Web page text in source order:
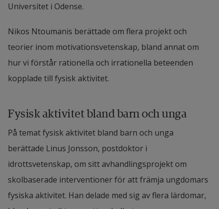
Fábio Gama, universitetslektor i
innovationsvetenskap, pratade om automatisk
idédetektering, (AID) och hur AI kan användas i
kampen mot sjukvårdsrelaterade infektioner. Efter
honom presenterade Hélène Laurell,
målet att kommersialisera och införa
medicintekniska innovationer.
Universitet i Odense.
Nikos Ntoumanis berättade om flera projekt och
teorier inom motivationsvetenskap, bland annat om
hur vi förstår rationella och irrationella beteenden
kopplade till fysisk aktivitet.
Fysisk aktivitet bland barn och unga
På temat fysisk aktivitet bland barn och unga
berättade Linus Jonsson, postdoktor i
idrottsvetenskap, om sitt avhandlingsprojekt om
skolbaserade interventioner för att främja ungdomars
fysiska aktivitet. Han delade med sig av flera lärdomar,